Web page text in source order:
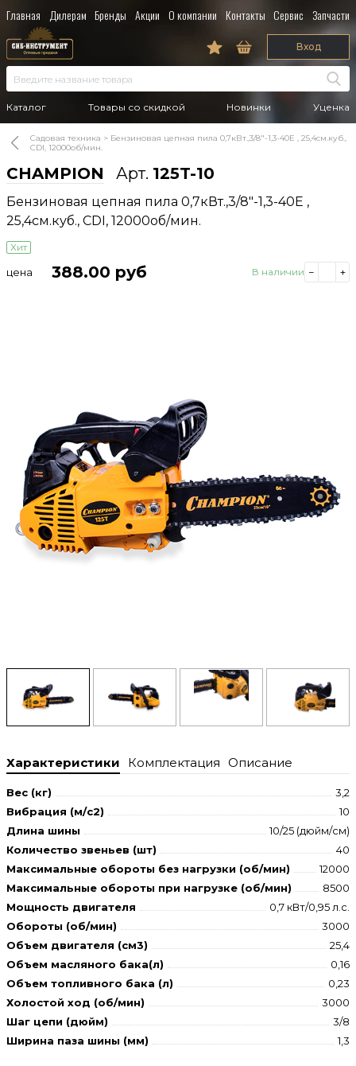
Главная Дилерам Бренды Акции О компании Контакты Сервис Запчасти
Каталог Товары со скидкой Новинки Уценка
Вход
Садовая техника
Бензиновая цепная пила 0,7кВт.,3/8"-1,3-40Е , 25,4см.куб.,
CDI, 12000об/мин.
CHAMPION Арт. 125T-10
Бензиновая цепная пила 0,7кВт.,3/8"-1,3-40Е ,
25,4см.куб., CDI, 12000об/мин.
Хит
цена 388.00 руб В наличии
Характеристики Комплектация Описание
Вес (кг)
3,2
Вибрация (м/с2)
10
Длина шины
10/25 (дюйм/см)
Количество звеньев (шт)
40
Максимальные обороты без нагрузки (об/мин)
12000
Максимальные обороты при нагрузке (об/мин)
8500
Мощность двигателя
0,7 кВт/0,95 л.с.
Обороты (об/мин)
3000
Объем двигателя (см3)
25,4
Объем масляного бака(л)
0,16
Объем топливного бака (л)
0,23
Холостой ход (об/мин)
3000
Шаг цепи (дюйм)
3/8
Ширина паза шины (мм)
1,3